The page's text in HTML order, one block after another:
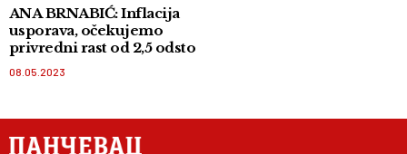
ANA BRNABIĆ: Inflacija
usporava, očekujemo
privredni rast od 2,5 odsto
08.05.2023